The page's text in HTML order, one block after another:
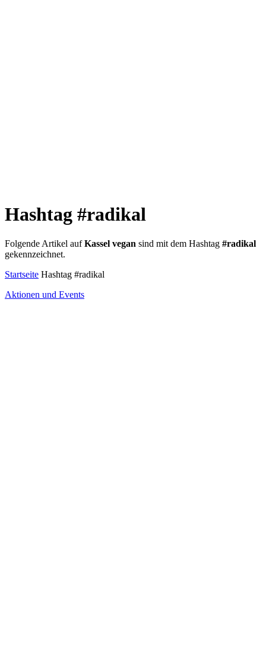
Hashtag #radikal
Folgende Artikel aufKassel vegan sind mit dem Hashtag #radikal
gekennzeichnet.
Startseite Hashtag #radikal
Aktionen und Events